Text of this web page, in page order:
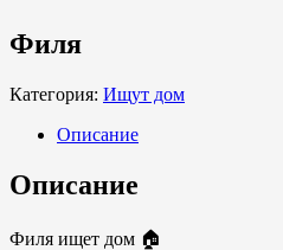
Филя
Категория: Ищут дом
Описание
Описание
Филя ищет дом 🏠